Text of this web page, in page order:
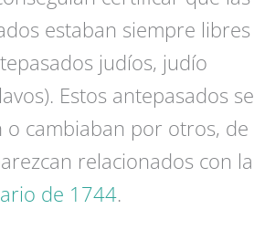
estaban siempre libres
judíos, judío
Estos antepasados se
cambiaban por otros, de
relacionados con la
de 1744.